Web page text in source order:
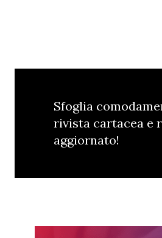
Sfoglia
rivista cartacea e
aggiornato!